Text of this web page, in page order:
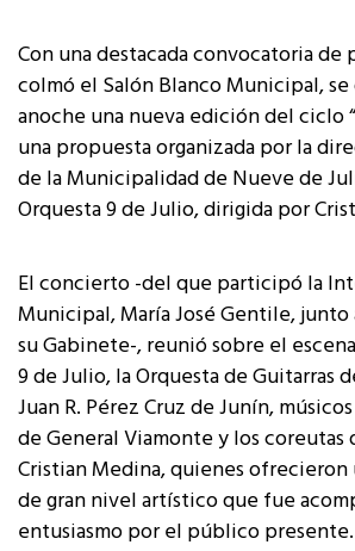
Con una destacada convocatoria
colmó el Salón Blanco Municipal,
anoche una nueva edición del ciclo
una propuesta organizada por la
de la Municipalidad de Nueve de
Orquesta 9 de Julio, dirigida por
El concierto -del que participó la
Municipal, María José Gentile,
su Gabinete-, reunió sobre el
9 de Julio, la Orquesta de Guitarras
Juan R. Pérez Cruz de Junín,
de General Viamonte y los
Cristian Medina, quienes
de gran nivel artístico que fue
entusiasmo por el público presente.